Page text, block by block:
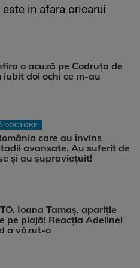
in afara oricarui
o acuză pe Codruța de
iubit doi ochi ce m-au
DOCTORE
care au învins
avansate. Au suferit de
şi au supravieţuit!
Ioana Tamaş, apariție
pe plajă! Reacția Adelinei
a văzut-o